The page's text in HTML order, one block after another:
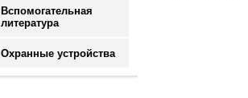
Вспомогательная
литература
Охранные устройства